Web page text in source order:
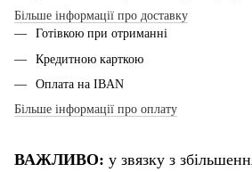
Більше інформації про доставку
Готівкою при отриманні
Кредитною карткою
Оплата на IBAN
Більше інформації про оплату
ВАЖЛИВО: у звязку з